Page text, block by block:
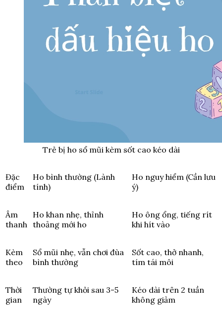
Trẻ bị ho sổ mũi kèm sốt cao kéo dài
Đặc
điểm
Ho bình thường (Lành
tính)
Ho nguy hiểm (Cần lưu
ý)
Âm
thanh
Ho khan nhẹ, thỉnh
thoảng mới ho
Ho ông ổng, tiếng rít
khi hít vào
Kèm
theo
Sổ mũi nhẹ, vẫn chơi đùa
bình thường
Sốt cao, thở nhanh,
tím tái môi
Thời
gian
Thường tự khỏi sau 3-5
ngày
Kéo dài trên 2 tuần
không giảm